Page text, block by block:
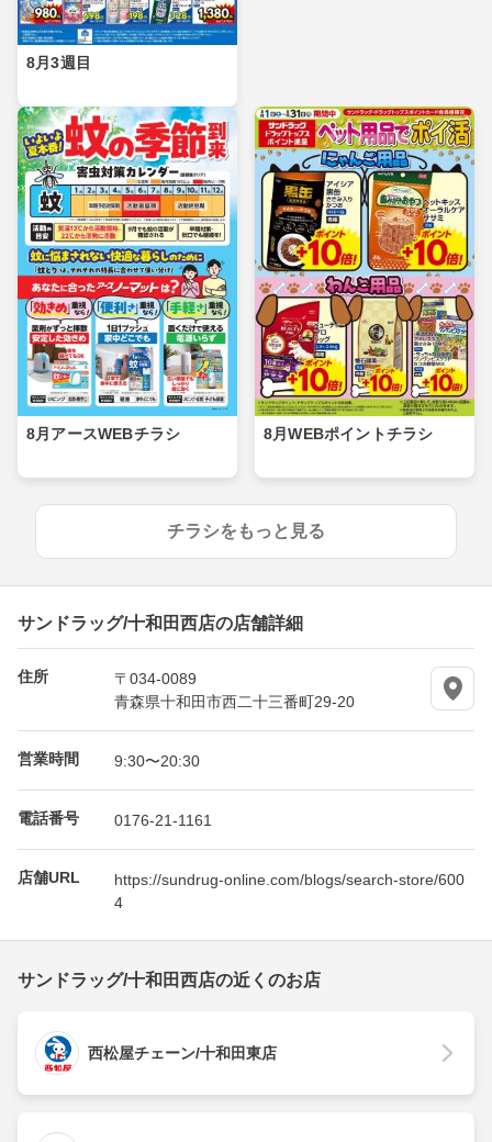
8月3週目
8月アースWEBチラシ 8月WEBポイントチラシ
チラシをもっと見る
サンドラッグ/十和田西店の店舗詳細
住所
〒034-0089
青森県十和田市西二十三番町29-20
営業時間 9:30〜20:30
電話番号 0176-21-1161
店舗URL
https://sundrug-online.com/blogs/search-store/600
4
サンドラッグ/十和田西店の近くのお店
西松屋チェーン/十和田東店